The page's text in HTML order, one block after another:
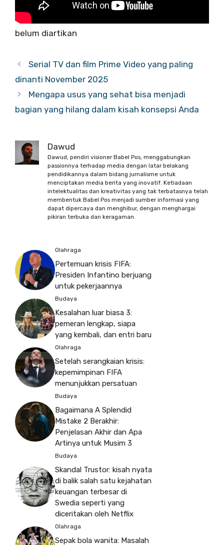
belum diartikan
Serial TV dan film Prime Video yang paling
dinanti November 2025
Mengapa usus yang sehat bisa menjadi
bagian yang hilang dalam kisah konsepsi Anda
Dawud
Dawud, pendiri visioner Babel Pos, menggabungkan
passionnya terhadap media dengan latar belakang
pendidikannya dalam bidang jurnalisme untuk
menciptakan media berita yang inovatif. Ketiadaan
intelektualitas dan kreativitas yang tak terbatasnya telah
membentuk Babel Pos menjadi sumber informasi yang
dapat dipercaya dan menghibur, dengan menghargai
pikiran terbuka dan keragaman.
Olahraga
Pertemuan krisis FIFA:
Presiden Infantino berjuang
untuk pekerjaannya
Budaya
Kesalahan luar biasa 3:
pemeran lengkap, siapa
yang kembali, dan entri baru
Olahraga
Setelah serangkaian krisis:
kepemimpinan FIFA
menunjukkan persatuan
Budaya
Bagaimana A Splendid
Mistake 2 Berakhir:
Penjelasan Akhir dan Apa
Artinya untuk Musim 3
Budaya
Skandal Trustor: kisah nyata
di balik salah satu kejahatan
keuangan terbesar di
Swedia seperti yang
diceritakan oleh Netflix
Olahraga
Sepak bola wanita: Masalah